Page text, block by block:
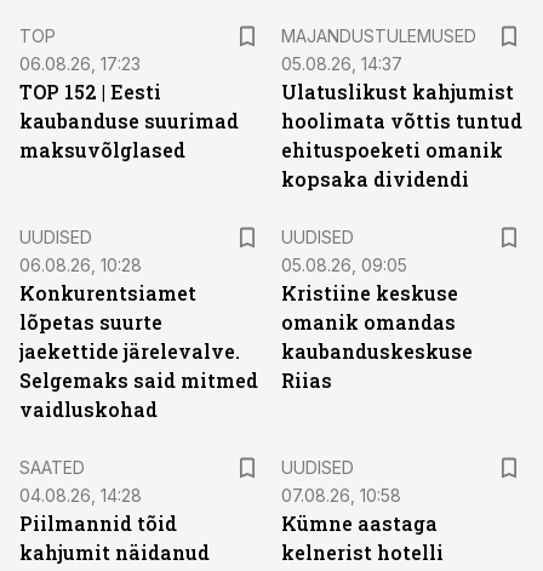
TOP
06.08.26, 17:23
TOP 152 | Eesti
kaubanduse suurimad
maksuvõlglased
MAJANDUSTULEMUSED
05.08.26, 14:37
Ulatuslikust kahjumist
hoolimata võttis tuntud
ehituspoeketi omanik
kopsaka dividendi
UUDISED
06.08.26, 10:28
Konkurentsiamet
lõpetas suurte
jaekettide järelevalve.
Selgemaks said mitmed
vaidluskohad
UUDISED
05.08.26, 09:05
Kristiine keskuse
omanik omandas
kaubanduskeskuse
Riias
SAATED
04.08.26, 14:28
Piilmannid tõid
kahjumit näidanud
UUDISED
07.08.26, 10:58
Kümne aastaga
kelnerist hotelli